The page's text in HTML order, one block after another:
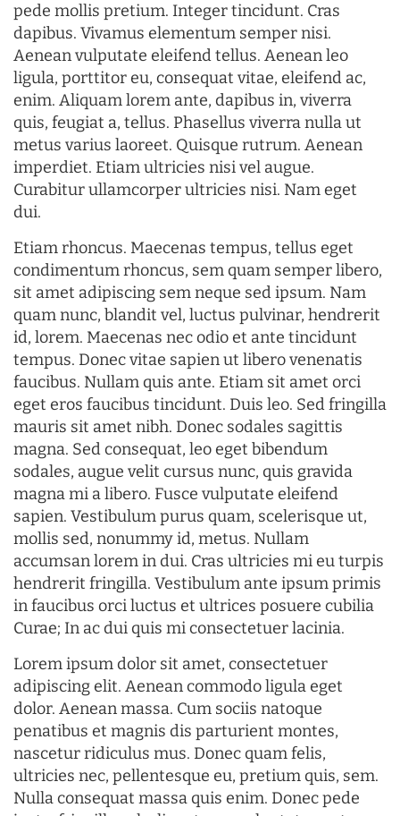
pede mollis pretium. Integer tincidunt. Cras
dapibus. Vivamus elementum semper nisi.
Aenean vulputate eleifend tellus. Aenean leo
ligula, porttitor eu, consequat vitae, eleifend ac,
enim. Aliquam lorem ante, dapibus in, viverra
quis, feugiat a, tellus. Phasellus viverra nulla ut
metus varius laoreet. Quisque rutrum. Aenean
imperdiet. Etiam ultricies nisi vel augue.
Curabitur ullamcorper ultricies nisi. Nam eget
dui.
Etiam rhoncus. Maecenas tempus, tellus eget
condimentum rhoncus, sem quam semper libero,
sit amet adipiscing sem neque sed ipsum. Nam
quam nunc, blandit vel, luctus pulvinar, hendrerit
id, lorem. Maecenas nec odio et ante tincidunt
tempus. Donec vitae sapien ut libero venenatis
faucibus. Nullam quis ante. Etiam sit amet orci
eget eros faucibus tincidunt. Duis leo. Sed fringilla
mauris sit amet nibh. Donec sodales sagittis
magna. Sed consequat, leo eget bibendum
sodales, augue velit cursus nunc, quis gravida
magna mi a libero. Fusce vulputate eleifend
sapien. Vestibulum purus quam, scelerisque ut,
mollis sed, nonummy id, metus. Nullam
accumsan lorem in dui. Cras ultricies mi eu turpis
hendrerit fringilla. Vestibulum ante ipsum primis
in faucibus orci luctus et ultrices posuere cubilia
Curae; In ac dui quis mi consectetuer lacinia.
Lorem ipsum dolor sit amet, consectetuer
adipiscing elit. Aenean commodo ligula eget
dolor. Aenean massa. Cum sociis natoque
penatibus et magnis dis parturient montes,
nascetur ridiculus mus. Donec quam felis,
ultricies nec, pellentesque eu, pretium quis, sem.
Nulla consequat massa quis enim. Donec pede